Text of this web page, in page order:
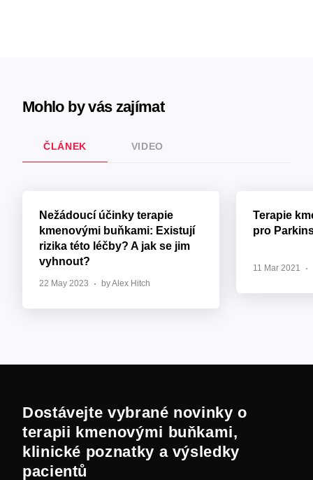
Mohlo by vás zajímat
ČLÁNEK VIDEO
Nežádoucí účinky terapie
kmenovými buňkami: Existují
rizika této léčby? A jak se jim
vyhnout?
22 May 2023 by Alex Hitch
Terapie
pro
11 Mar 2021
Dostávejte vybrané novinky o
terapii kmenovými buňkami,
klinické poznatky a výsledky
pacientů